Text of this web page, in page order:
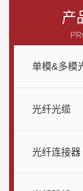
产
单模&多模
光纤光缆
光纤连接器